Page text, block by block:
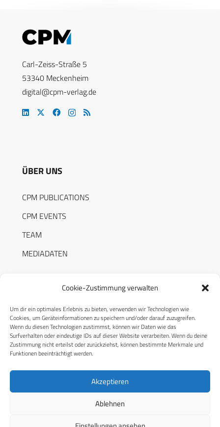
Cookie-Zustimmung verwalten
Um dir ein optimales Erlebnis zu bieten, verwenden wir Technologien wie
Cookies, um Geräteinformationen zu speichern und/oder darauf zuzugreifen.
Wenn du diesen Technologien zustimmst, können wir Daten wie das
Surfverhalten oder eindeutige IDs auf dieser Website verarbeiten. Wenn du deine
Zustimmung nicht erteilst oder zurückziehst, können bestimmte Merkmale und
Funktionen beeinträchtigt werden.
Akzeptieren
Ablehnen
Carl-Zeiss-Straße 5
53340 Meckenheim
digital@cpm-verlag.de
ÜBER UNS
CPM PUBLICATIONS
CPM EVENTS
TEAM
MEDIADATEN
RECHTLICHES
Datenschutzerklärung
Cookie-Richtlinie (EU)